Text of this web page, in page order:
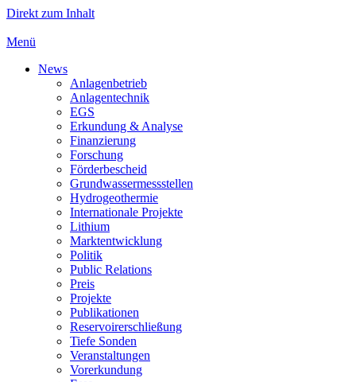
Direkt zum Inhalt
Menü
News
Anlagenbetrieb
Anlagentechnik
EGS
Erkundung & Analyse
Finanzierung
Forschung
Förderbescheid
Grundwassermessstellen
Hydrogeothermie
Internationale Projekte
Lithium
Marktentwicklung
Politik
Public Relations
Preis
Projekte
Publikationen
Reservoirerschließung
Tiefe Sonden
Veranstaltungen
Vorerkundung